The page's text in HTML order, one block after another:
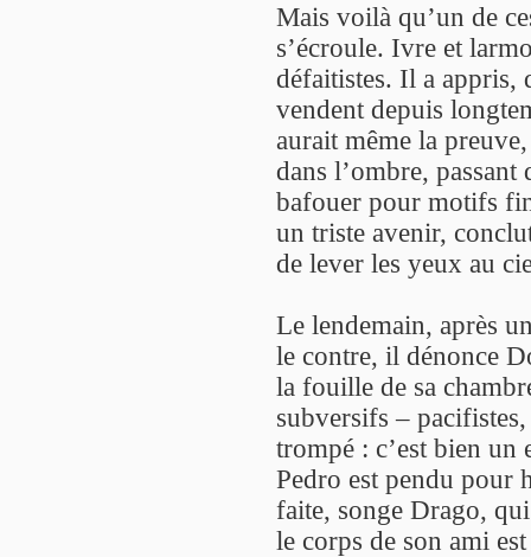
Mais voilà qu’un de
s’écroule. Ivre et
défaitistes. Il a appris,
vendent depuis
aurait même la
dans l’ombre, passant
bafouer pour motifs
un triste avenir,
de lever les yeux au
Le lendemain, après
le contre, il dénonce
la fouille de sa
subversifs –
trompé : c’est bien
Pedro est pendu pour
faite, songe Drago,
le corps de son ami